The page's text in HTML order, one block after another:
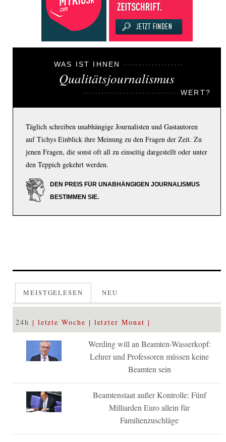
WAS IST IHNEN
Qualitätsjournalismus
WERT?
Täglich schreiben unabhängige Journalisten und Gastautoren
auf Tichys Einblick ihre Meinung zu den Fragen der Zeit. Zu
jenen Fragen, die sonst oft all zu einseitig dargestellt oder unter
den Teppich gekehrt werden.
DEN PREIS FÜR UNABHÄNGIGEN JOURNALISMUS
BESTIMMEN SIE.
MEISTGELESEN NEU
24h letzte Woche letzter Monat
Werding will an Beamten-Wasserkopf:
Lehrer und Professoren müssen keine
Beamten sein
Beamtenstaat außer Kontrolle: Fünf
Milliarden Euro allein für
Familienzuschläge